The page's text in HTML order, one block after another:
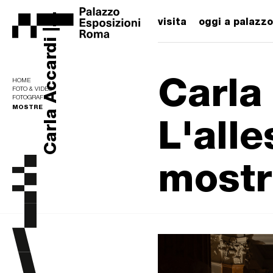
visita oggi a palazzo
HOME
FOTO & VIDEO
FOTOGRAFIE
MOSTRECarla Accardi |...